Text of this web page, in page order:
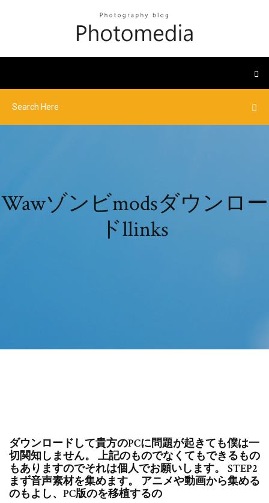
Wawゾンビmodsダウンロー
ドllinks
ダウンロードして貴方のPCに問題が起きても僕は一
切関知しません。 上記のものでなくてもできるもの
もありますのでそれは個人でお願いします。 STEP2
まず音声素材を集めます。 アニメや動画から集める
のもよし、PC版のを移植するの